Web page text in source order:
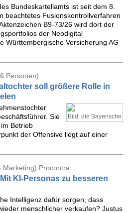
Bundeskartellamts ist seit dem 8.
beachtetes Fusionskontrollverfahren
B9-73/26 wird dort der
der Neodigital
Württembergische Versicherung AG
Personen)
soll größere Rolle in
Bild: die Bayerische
Sie
Betrieb
der Offensive liegt auf einer
Marketing) Procontra
KI-Personas zu besseren
Intelligenz dafür sorgen, dass
menschlicher verkaufen? Justus